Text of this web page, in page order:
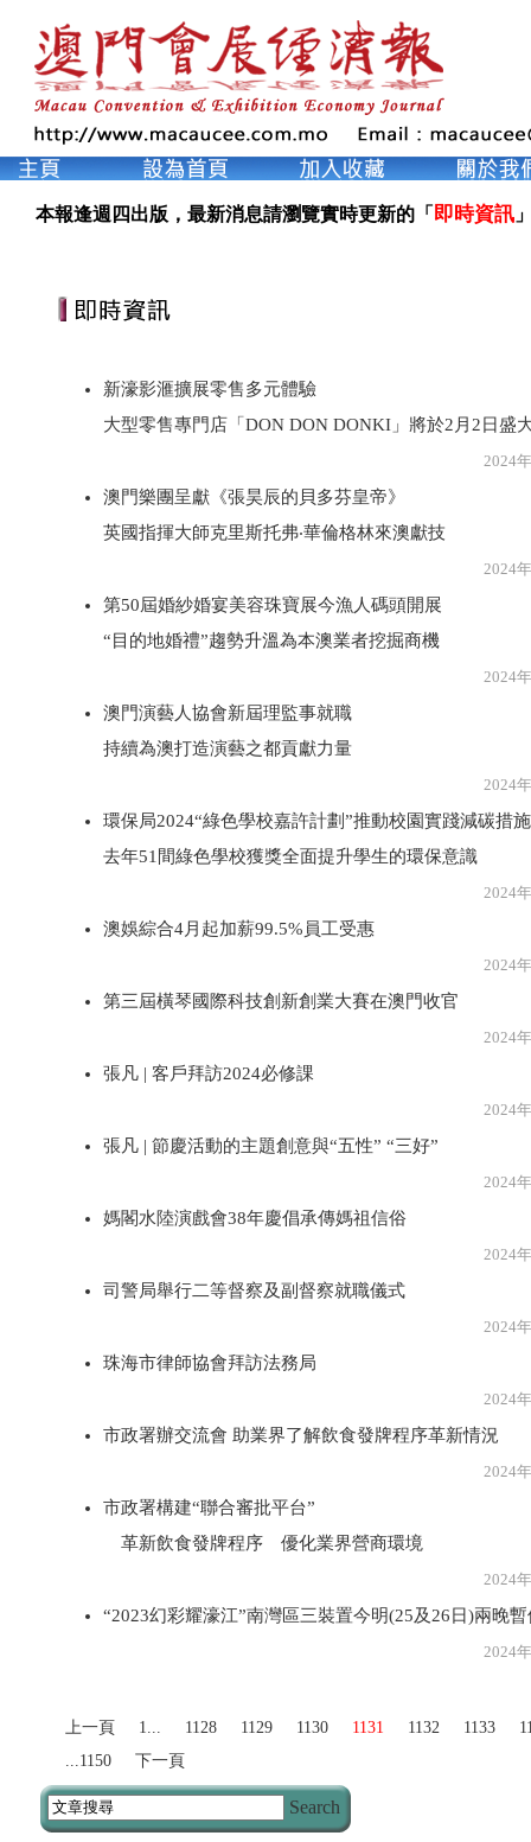
本報逢週四出版，最新消息請瀏覽實時更新的「 即時資訊
新濠影滙擴展零售多元體驗
大型零售專門店「DON DON DONKI」將於2月2日盛
2024年1月26
澳門樂團呈獻《張昊辰的貝多芬皇帝》
英國指揮大師克里斯托弗‧華倫格林來澳獻技
2024年1月26
第50屆婚紗婚宴美容珠寶展今漁人碼頭開展
“目的地婚禮”趨勢升溫為本澳業者挖掘商機
2024年1月26
澳門演藝人協會新屆理監事就職
持續為澳打造演藝之都貢獻力量
2024年1月26
環保局2024“綠色學校嘉許計劃”推動校園實踐減碳措施
去年51間綠色學校獲獎全面提升學生的環保意識
2024年1月26
澳娛綜合4月起加薪99.5%員工受惠
2024年1月26
第三屆橫琴國際科技創新創業大賽在澳門收官
2024年1月26
張凡 | 客戶拜訪2024必修課
2024年1月26
張凡 | 節慶活動的主題創意與“五性” “三好”
2024年1月26
媽閣水陸演戲會38年慶倡承傳媽祖信俗
2024年1月25
司警局舉行二等督察及副督察就職儀式
2024年1月25
珠海市律師協會拜訪法務局
2024年1月25
市政署辦交流會 助業界了解飲食發牌程序革新情況
2024年1月25
市政署構建“聯合審批平台”
革新飲食發牌程序 優化業界營商環境
2024年1月25
“2023幻彩耀濠江”南灣區三裝置今明(25及26日)兩晚
2024年1月25
上一頁 1... 1128 1129 1130 1131 1132 1133
...1150
下一頁
Search